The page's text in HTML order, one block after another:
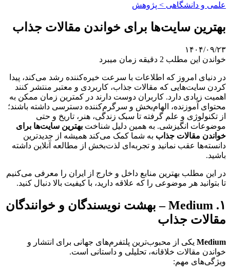
علمی‌ و دانشگاهی > پژوهش
بهترین سایت‌ها برای خواندن مقالات جذاب
۱۴۰۴/۰۹/۲۳
خواندن این مطلب 2 دقیقه زمان میبرد
در دنیای امروز که اطلاعات با سرعت خیره‌کننده رشد می‌کند، پیدا
کردن سایت‌هایی که مقالات جذاب، کاربردی و معتبر منتشر کنند
اهمیت زیادی دارد. کاربران دوست دارند در کمترین زمان ممکن به
محتوای آموزنده، الهام‌بخش و سرگرم‌کننده دسترسی داشته باشند؛
از تکنولوژی و علم گرفته تا سبک زندگی، هنر، تاریخ و حتی
موضوعات انگیزشی. به همین دلیل شناخت بهترین سایت‌ها برای
خواندن مقالات جذاب به شما کمک می‌کند همیشه از جدیدترین
دانسته‌ها عقب نمانید و تجربه‌ای لذت‌بخش از مطالعه آنلاین داشته
باشید.
در این مطلب بهترین منابع داخل و خارج از ایران را معرفی می‌کنیم
تا بتوانید هر موضوعی را که علاقه دارید، با کیفیت بالا دنبال کنید.
۱. Medium – بهشت نویسندگان و خوانندگان
مقالات جذاب
Medium یکی از محبوب‌ترین پلتفرم‌های جهانی برای انتشار و
خواندن مقالات خلاقانه، تحلیلی و داستانی است.
ویژگی‌های مهم: